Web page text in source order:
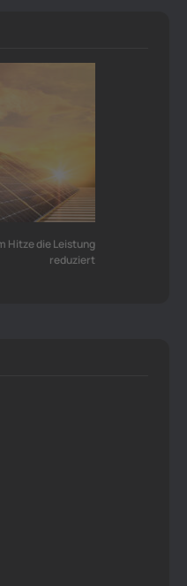
Hitze die Leistung
reduziert